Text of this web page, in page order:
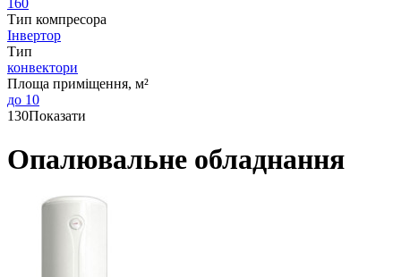
160
Тип компресора
Інвертор
Тип
конвектори
Площа приміщення, м²
до 10
130Показати
Опалювальне обладнання